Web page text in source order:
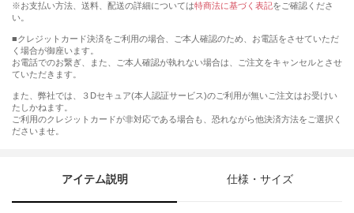
※お支払い方法、送料、配送の詳細については特商法に基づく表記をご確認くださ
い。
■クレジットカード決済をご利用の場合、ご本人確認のため、お電話をさせていただ
く場合が御座います。
お電話でのお繋ぎ、また、ご本人確認が執れない場合は、ご注文をキャンセルとさせ
ていただきます。
また、弊社では、３Dセキュア(本人認証サービス)のご利用が無いご注文はお受けい
たしかねます。
ご利用のクレジットカードが非対応である場合も、恐れながら他決済方法をご選択く
ださいませ。
アイテム説明 仕様・サイズ